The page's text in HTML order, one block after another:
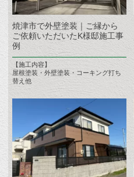
焼津市で外壁塗装｜ご縁から
ご依頼いただいたK様邸施工事
例
【施工内容】
屋根塗装・外壁塗装・コーキング打ち
替え他